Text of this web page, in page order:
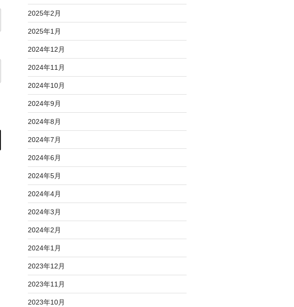
2025年2月
2025年1月
2024年12月
2024年11月
2024年10月
2024年9月
2024年8月
2024年7月
2024年6月
2024年5月
2024年4月
2024年3月
2024年2月
2024年1月
2023年12月
2023年11月
2023年10月